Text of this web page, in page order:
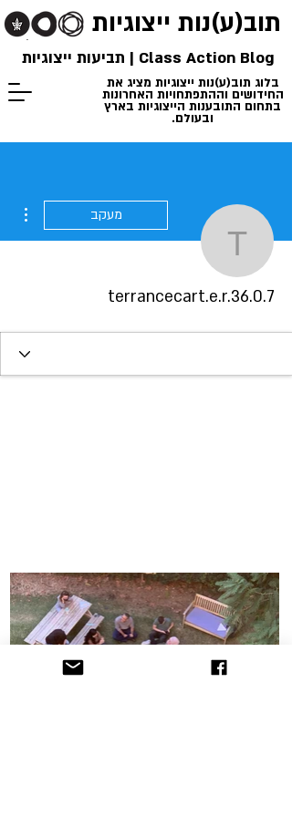
תוב(ע)נות ייצוגיות
בלוג תוב(ע)נות ייצוגיות מציג את
החידושים וההתפתחויות האחרונות
בתחום התובענות הייצוגיות בארץ
ובעולם.
Class Action Blog | תביעות ייצוגיות
מעקב
terrancecart.e.r.36.0.7